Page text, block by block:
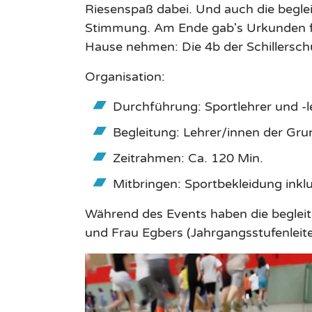
Riesenspaß dabei. Und auch die
Stimmung. Am Ende gab's
Hause nehmen: Die 4b der
Organisation:
Durchführung: Sportlehrer und -
Begleitung: Lehrer/innen der
Zeitrahmen: Ca. 120 Min.
Mitbringen: Sportbekleidung
Während des Events haben die
und Frau Egbers